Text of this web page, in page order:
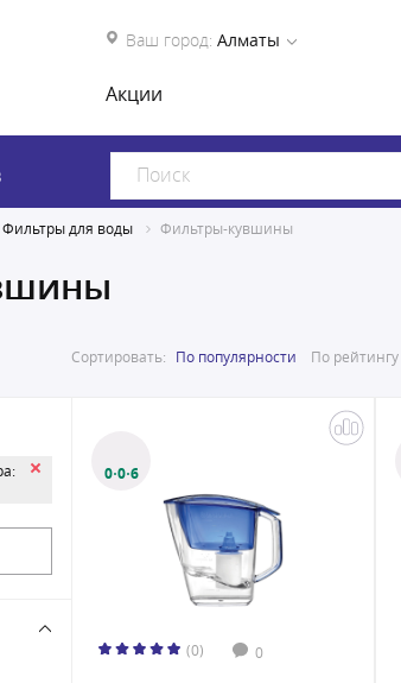
Ваш город: Алматы
Акции
Фильтры для воды Фильтры-кувшины
Сортировать: По популярности По рейтингу
0·0·6
(0) 0